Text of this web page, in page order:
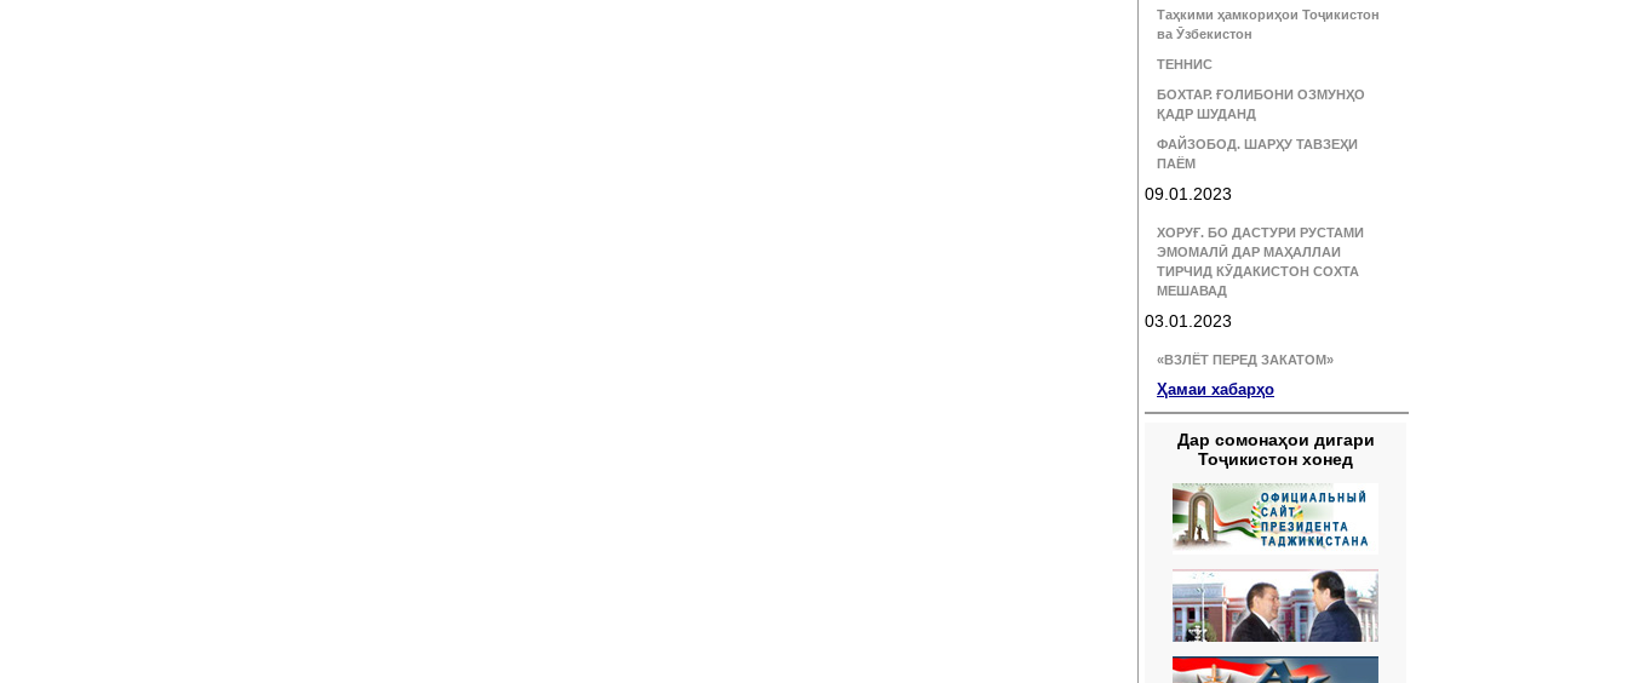
Таҳкими ҳамкориҳои Тоҷикистон
ва Ӯзбекистон
ТЕННИС
БОХТАР. ҒОЛИБОНИ ОЗМУНҲО
ҚАДР ШУДАНД
ФАЙЗОБОД. ШАРҲУ ТАВЗЕҲИ
ПАЁМ
09.01.2023
ХОРУҒ. БО ДАСТУРИ РУСТАМИ
ЭМОМАЛӢ ДАР МАҲАЛЛАИ
ТИРЧИД КӮДАКИСТОН СОХТА
МЕШАВАД
03.01.2023
«ВЗЛЁТ ПЕРЕД ЗАКАТОМ»
Ҳамаи хабарҳо
Дар сомонаҳои дигари
Тоҷикистон хонед